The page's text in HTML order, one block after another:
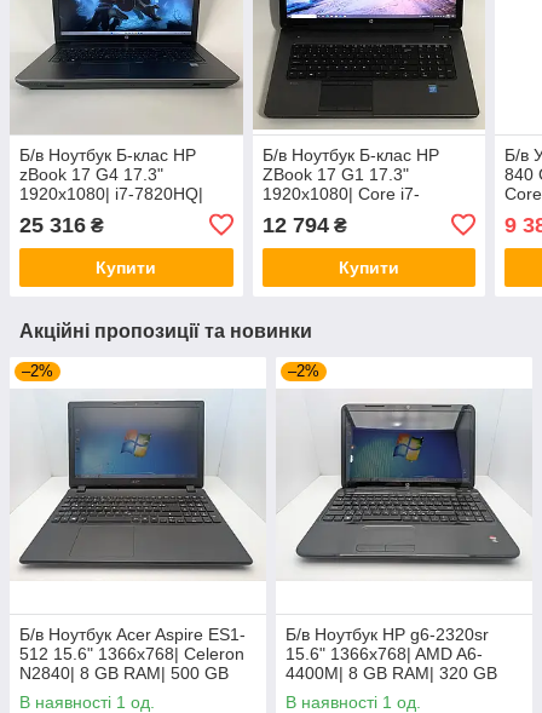
Б/в Ноутбук Б-клас HP
zBook 17 G4 17.3"
1920x1080| i7-7820HQ|
SSD+500GB HDD| Quadro
P5000 16GB
25 316 ₴
Купити
Б/в Ноутбук Б-клас HP
ZBook 17 G1 17.3"
1920x1080| Core i7-
4710MQ| 16 GB RAM| 256
GB SSD| Quadro K3100M
4GB
12 794₴
Купити
Б/в
840
9
Акційні пропозиції та новинки
–2%
Б/в Ноутбук Acer Aspire ES1-
512 15.6" 1366x768| Celeron
N2840| 8 GB RAM| 500 GB
HDD| HD
В наявності 1 од.
–2%
Б/в Ноутбук HP g6-2320sr
15.6" 1366x768| AMD A6-
4400M| 8 GB RAM| 320 GB
HDD| Radeon HD 7520G
В наявності 1 од.